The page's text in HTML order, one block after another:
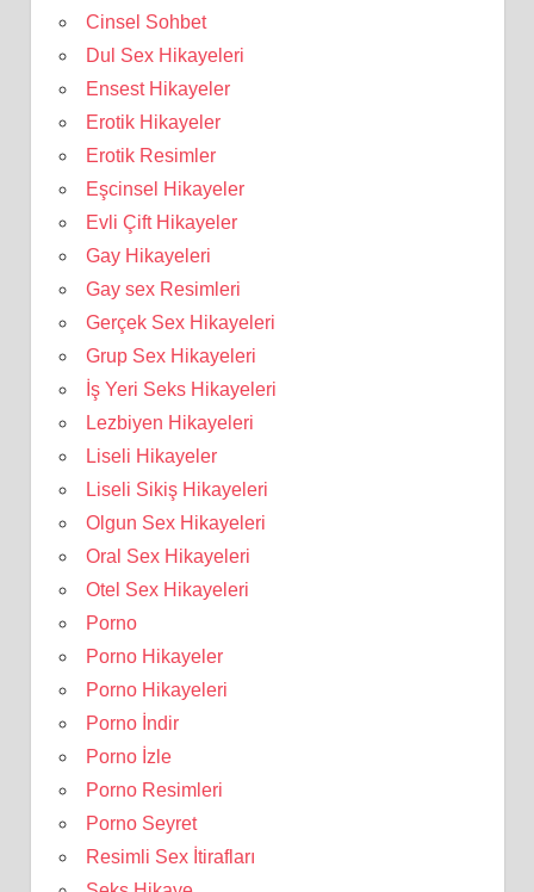
Cinsel Sohbet
Dul Sex Hikayeleri
Ensest Hikayeler
Erotik Hikayeler
Erotik Resimler
Eşcinsel Hikayeler
Evli Çift Hikayeler
Gay Hikayeleri
Gay sex Resimleri
Gerçek Sex Hikayeleri
Grup Sex Hikayeleri
İş Yeri Seks Hikayeleri
Lezbiyen Hikayeleri
Liseli Hikayeler
Liseli Sikiş Hikayeleri
Olgun Sex Hikayeleri
Oral Sex Hikayeleri
Otel Sex Hikayeleri
Porno
Porno Hikayeler
Porno Hikayeleri
Porno İndir
Porno İzle
Porno Resimleri
Porno Seyret
Resimli Sex İtirafları